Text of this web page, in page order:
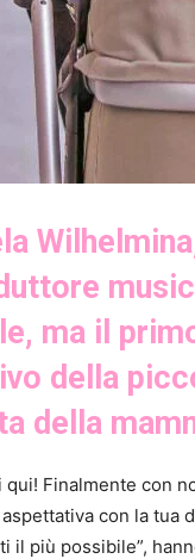
ma il
della
della
qui! Finalmente con
con la tua
il più possibile”,